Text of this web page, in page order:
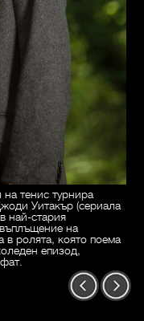
тенис турнира
Уитакър (сериала
най-стария
на
в ролята, която поема
епизод,